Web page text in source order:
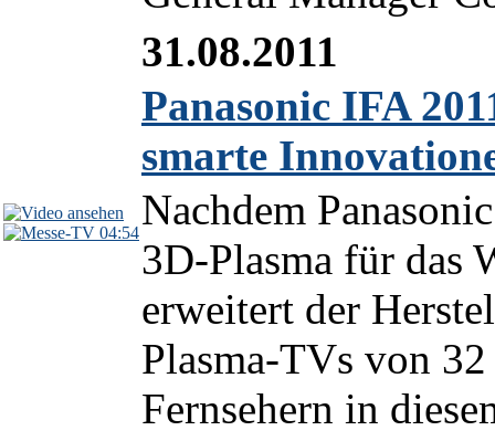
04:54
31.08.2011
Panasonic IFA
smarte
Nachdem
3D-Plasma für das
erweitert der
Plasma-TVs von
Fernsehern in